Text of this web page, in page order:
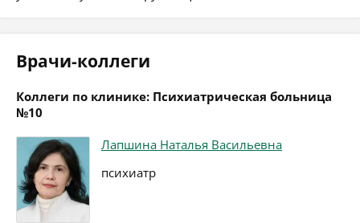
Врачи-коллеги
Коллеги по клинике: Психиатрическая больница
№10
Лапшина Наталья Васильевна
психиатр